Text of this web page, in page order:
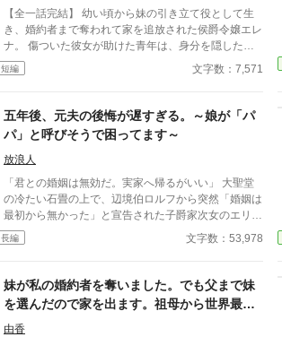
【全一話完結】 幼い頃から妹の引き立て役として生
き、婚約者まで奪われて家を追放された侯爵令嬢エレ
ナ。 傷ついた彼女が助けた青年は、身分を隠した王
太子だった。 一年後、王太子妃となったエレナの前
に現れたのは、今さら「家族だから」と擦り寄ってく
い。
短編 文字数：7,571
五年後、元夫の後悔が遅すぎる。～娘が「パ
パ」と呼びそうで困ってます～
放浪人
「君との婚姻は無効だ。実家へ帰るがいい」 大聖堂
の冷たい石畳の上で、辺境伯ロルフから突然「婚姻は
最初から無かった」と宣告された子爵家次女のエリシ
ア。実家にも見放され、身重の体で王都の旧市街へ追
放された彼女は、絶望のどん底で愛娘クララを出産す
ち前の技術で不思議な力を持つ「祝布（しゅくふ）」
を織り上げる職人として立ち上がる。施しではなく
「仕事」として正当な対価を払い、決して土足で踏み
込んでこない救恤院の監督官リュシアンの温かい優し
長編 文字数：53,978
妹が私の婚約者を奪いました。でも父まで妹
を選んだので家を出ます。祖母から世界最大
商会を継いだ私に、今さら帰ってこいと言わ
由香